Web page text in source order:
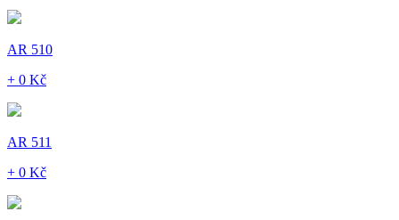
AR 510
+ 0 Kč
AR 511
+ 0 Kč